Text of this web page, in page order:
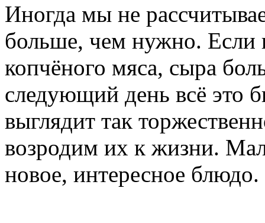
Иногда мы не
больше, чем нужно. Если
копчёного мяса, сыра
следующий день всё это
выглядит так
возродим их к жизни.
новое, интересное блюдо.